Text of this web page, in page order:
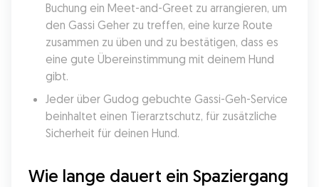
Buchung ein Meet-and-Greet zu arrangieren, um
den Gassi Geher zu treffen, eine kurze Route
zusammen zu üben und zu bestätigen, dass es
eine gute Übereinstimmung mit deinem Hund
gibt.
Jeder über Gudog gebuchte Gassi-Geh-Service
beinhaltet einen Tierarztschutz, für zusätzliche
Sicherheit für deinen Hund.
Wie lange dauert ein Spaziergang